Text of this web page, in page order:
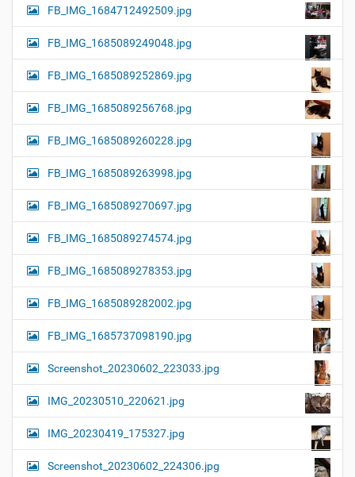
FB_IMG_1684712492509.jpg
FB_IMG_1685089249048.jpg
FB_IMG_1685089252869.jpg
FB_IMG_1685089256768.jpg
FB_IMG_1685089260228.jpg
FB_IMG_1685089263998.jpg
FB_IMG_1685089270697.jpg
FB_IMG_1685089274574.jpg
FB_IMG_1685089278353.jpg
FB_IMG_1685089282002.jpg
FB_IMG_1685737098190.jpg
Screenshot_20230602_223033.jpg
IMG_20230510_220621.jpg
IMG_20230419_175327.jpg
Screenshot_20230602_224306.jpg